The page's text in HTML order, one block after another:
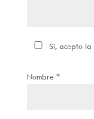
Si, acepto la
Nombre *